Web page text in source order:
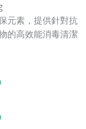
元素，提供針對抗
的高效能消毒清潔